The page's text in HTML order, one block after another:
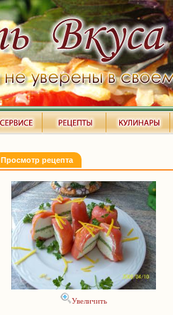
Просмотр рецепта
Увеличить